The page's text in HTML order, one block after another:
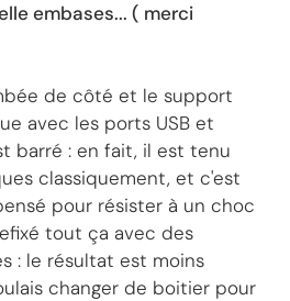
embases... ( merci
de côté et le support
avec les ports USB et
barré : en fait, il est tenu
classiquement, et c'est
pour résister à un choc
tout ça avec des
: le résultat est moins
changer de boitier pour